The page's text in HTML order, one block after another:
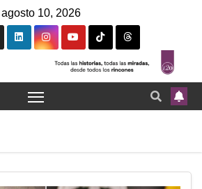
agosto 10, 2026